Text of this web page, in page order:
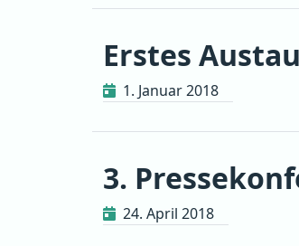
Erstes
1. Januar 2018
3.
24. April 2018